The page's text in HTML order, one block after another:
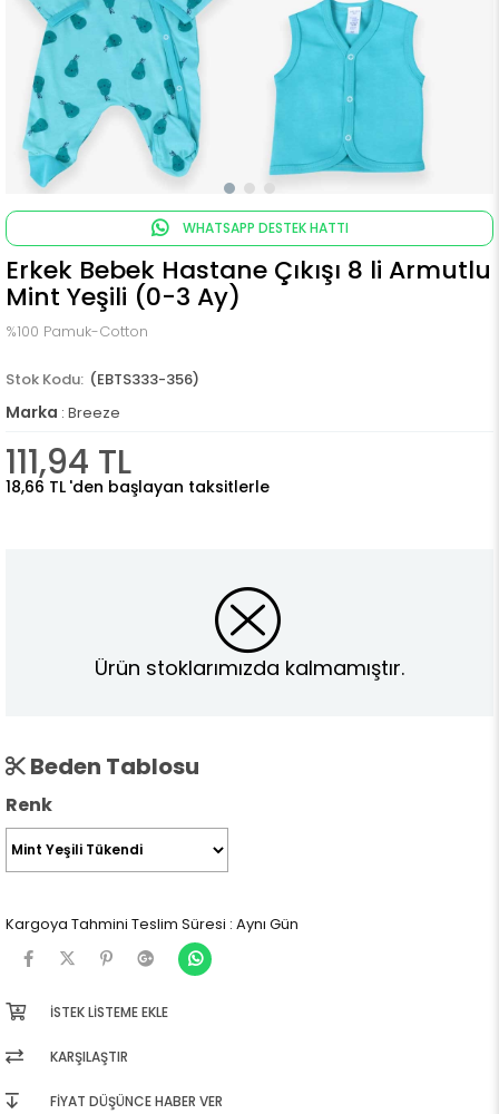
WHATSAPP DESTEK HATTI
Erkek Bebek Hastane Çıkışı 8 li Armutlu
Mint Yeşili (0-3 Ay)
%100 Pamuk-Cotton
(EBTS333-356)
Marka : Breeze
111,94 TL
18,66 TL 'den başlayan taksitlerle
Ürün stoklarımızda kalmamıştır.
Beden Tablosu
Renk
Kargoya Tahmini Teslim Süresi : Aynı Gün
İSTEK LISTEME EKLE
KARŞILAŞTIR
FIYAT DÜŞÜNCE HABER VER